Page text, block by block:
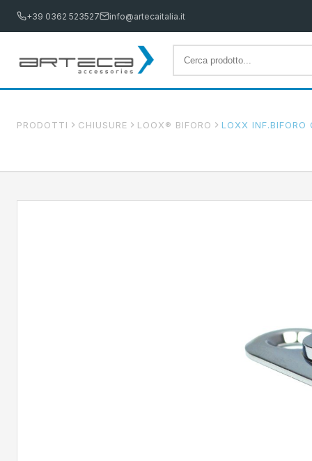
+39 0362 523527 info@artecaitalia.it
PRODOTTI CHIUSURE LOOX® BIFORO LOXX INF.BIFORO